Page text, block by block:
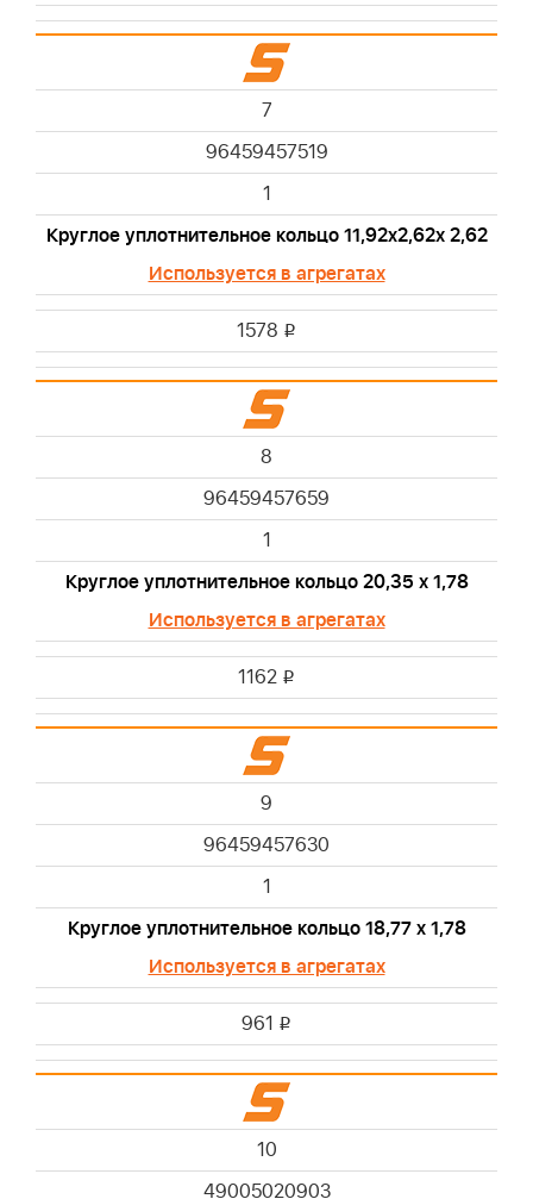
7
96459457519
1
Круглое уплотнительное кольцо 11,92x2,62х 2,62
Используется в агрегатах
1578 i
8
96459457659
1
Круглое уплотнительное кольцо 20,35 х 1,78
Используется в агрегатах
1162 i
9
96459457630
1
Круглое уплотнительное кольцо 18,77 x 1,78
Используется в агрегатах
961 i
10
49005020903